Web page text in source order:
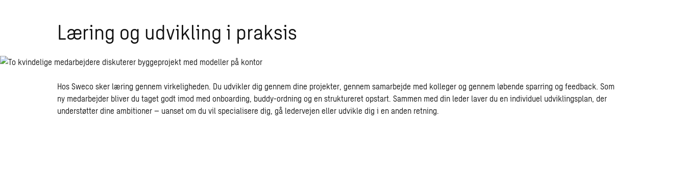
Læring og udvikling i praksis
Hos Sweco sker læring gennem virkeligheden. Du udvikler dig gennem dine projekter, gennem samarbejde med kolleger og gennem løbende sparring og feedback. Som
ny medarbejder bliver du taget godt imod med onboarding, buddy-ordning og en struktureret opstart. Sammen med din leder laver du en individuel udviklingsplan, der
understøtter dine ambitioner – uanset om du vil specialisere dig, gå ledervejen eller udvikle dig i en anden retning.